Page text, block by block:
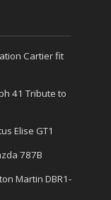
Cartier fit
41 Tribute to
Elise GT1
787B
Martin DBR1-